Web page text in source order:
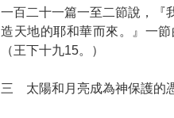
一百二十一篇一至二節說，『
造天地的耶和華而來。』一
（王下十九15。）
三 太陽和月亮成為神保護的